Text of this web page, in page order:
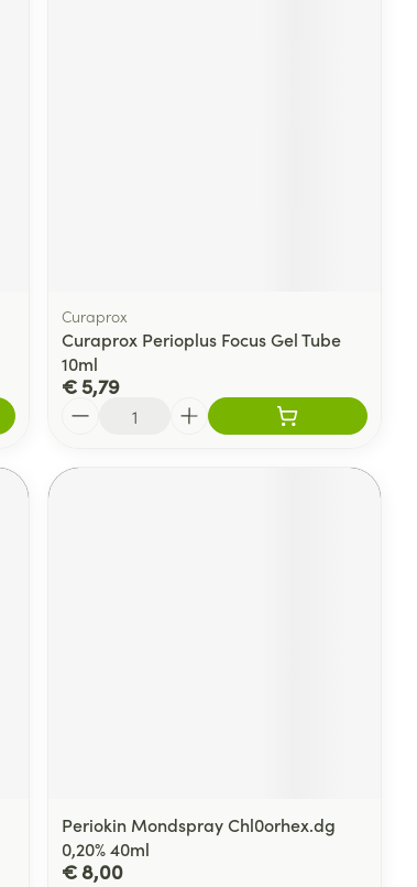
Curaprox
Curaprox Perioplus Focus Gel Tube
10ml
€ 5,79
Periokin Mondspray Chl0orhex.dg
0,20% 40ml
€ 8,00